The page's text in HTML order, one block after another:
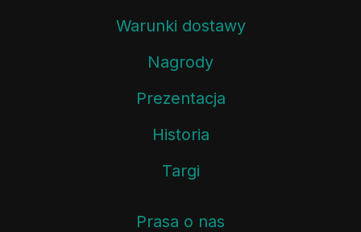
Warunki dostawy
Nagrody
Prezentacja
Historia
Targi
Prasa o nas